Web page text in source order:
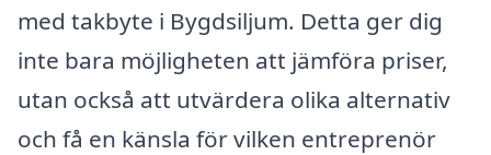
med takbyte i Bygdsiljum. Detta ger dig
inte bara möjligheten att jämföra priser,
utan också att utvärdera olika alternativ
och få en känsla för vilken entreprenör